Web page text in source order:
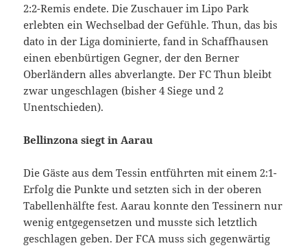
2:2-Remis endete. Die Zuschauer im Lipo Park
erlebten ein Wechselbad der Gefühle. Thun, das bis
dato in der Liga dominierte, fand in Schaffhausen
einen ebenbürtigen Gegner, der den Berner
Oberländern alles abverlangte. Der FC Thun bleibt
zwar ungeschlagen (bisher 4 Siege und 2
Unentschieden).
Bellinzona siegt in Aarau
Die Gäste aus dem Tessin entführten mit einem 2:1-
Erfolg die Punkte und setzten sich in der oberen
Tabellenhälfte fest. Aarau konnte den Tessinern nur
wenig entgegensetzen und musste sich letztlich
geschlagen geben. Der FCA muss sich gegenwärtig